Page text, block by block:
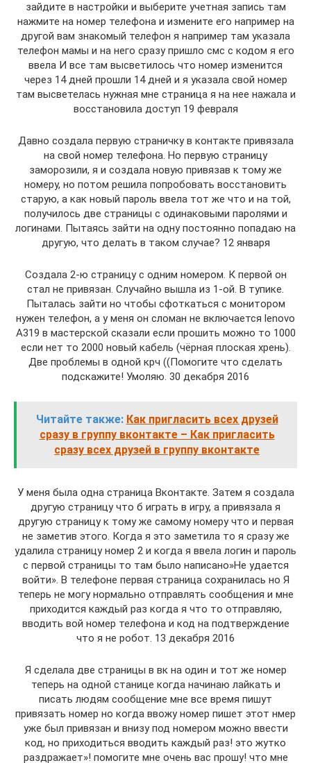
зайдите в настройки и выберите учетная запись там
нажмите на номер телефона и измените его например на
другой вам знакомый телефон я например там указала
телефон мамы и на него сразу пришло смс с кодом я его
ввела И все там высветилось что номер изменится
через 14 дней прошли 14 дней и я указала свой номер
там высветелась нужная мне страница я на нее нажала и
восстановила доступ 19 февраля
Давно создала первую страничку в контакте привязала
на свой номер телефона. Но первую страницу
заморозили, я и создала новую привязав к тому же
номеру, но потом решила попробовать восстановить
старую, а как новый пароль ввела тот же что и на той,
получилось две страницы с одинаковыми паролями и
логинами. Пытаясь зайти на одну постоянно попадаю на
другую, что делать в таком случае? 12 января
Создала 2-ю страницу с одним номером. К первой он
стал не привязан. Случайно вышла из 1-ой. В тупике.
Пыталась зайти но чтобы сфоткаться с монитором
нужен телефон, а у меня он сломан не включается lenovo
A319 в мастерской сказали если прошить можно то 1000
если нет то 2000 новый кабель (чёрная плоская хрень).
Две проблемы в одной крч ((Помогите что сделать
подскажите! Умоляю. 30 декабря 2016
Читайте также: Как пригласить всех друзей
сразу в группу вконтакте – Как пригласить
сразу всех друзей в группу вконтакте
У меня была одна страница Вконтакте. Затем я создала
другую страницу что б играть в игру, а привязала я
другую страницу к тому же самому номеру что и первая
не заметив этого. Когда я это заметила то я сразу же
удалила страницу номер 2 и когда я ввела логин и пароль
с первой страницы то там было написано»Не удается
войти». В телефоне первая страница сохранилась но Я
теперь не могу нормально отправлять сообщения и мне
приходится каждый раз когда я что то отправляю,
вводить вой номер телефона и код на подтверждение
что я не робот. 13 декабря 2016
Я сделала две страницы в вк на один и тот же номер
теперь на одной станице когда начинаю лайкать и
писать людям сообщение мне все время пишут
привязать номер но когда ввожу номер пишет этот нмер
уже был привязан и внизу под номером можно ввести
код, но приходиться вводить каждый раз! это жутко
раздражает»! помогите мне очень вас прошу! что мне